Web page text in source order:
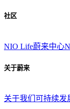
社区
NIO Life蔚来中心
关于蔚来
关于我们 可持续发